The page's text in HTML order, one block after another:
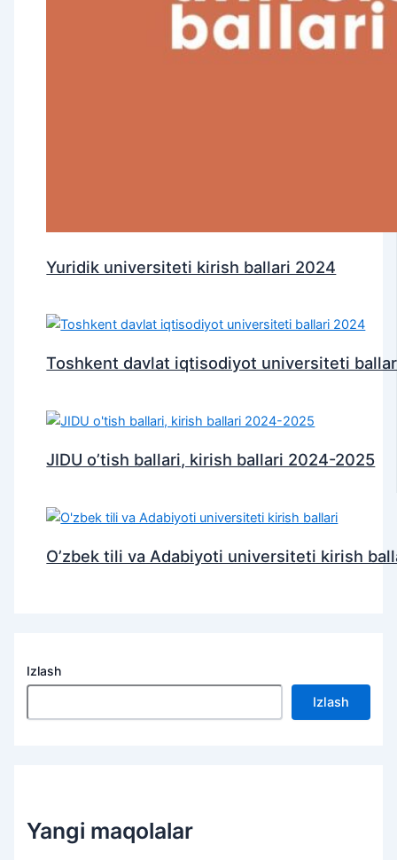
Yuridik universiteti kirish ballari 2024
Toshkent davlat iqtisodiyot universiteti
JIDU o’tish ballari, kirish ballari 2024-2025
O’zbek tili va Adabiyoti universiteti kirish
Izlash
Izlash
Yangi maqolalar